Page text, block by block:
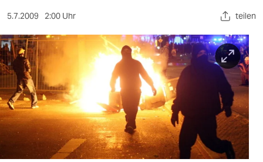
sport
berlin
nord
wahrheit
verlag
verlag
5.7.2009 2:00 Uhr teilen